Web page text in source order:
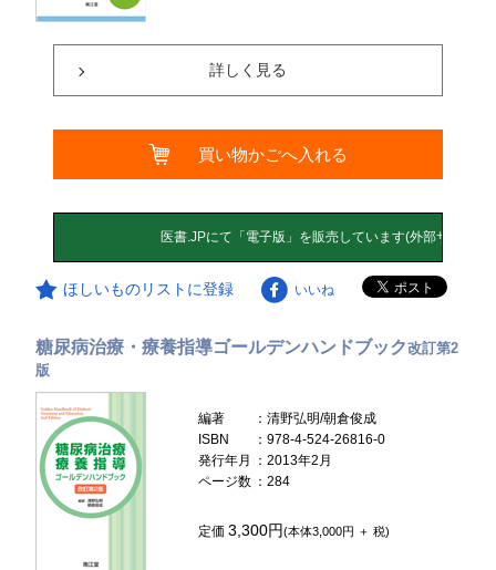
詳しく見る
買い物かごへ入れる
ほしいものリストに登録 いいね
糖尿病治療・療養指導ゴールデンハンドブック改訂第2
版
編著
：清野弘明/朝倉俊成
ISBN
：978-4-524-26816-0
発行年月
：2013年2月
ページ数 ：284
定価3,300円(本体3,000円 ＋ 税)